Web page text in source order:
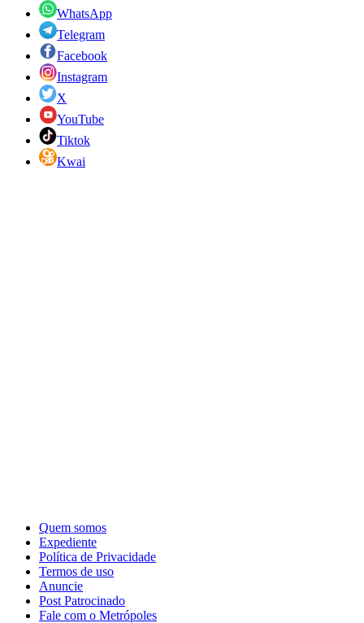
WhatsApp
Telegram
Facebook
Instagram
X
YouTube
Tiktok
Kwai
Quem somos
Expediente
Política de Privacidade
Termos de uso
Anuncie
Post Patrocinado
Fale com o Metrópoles